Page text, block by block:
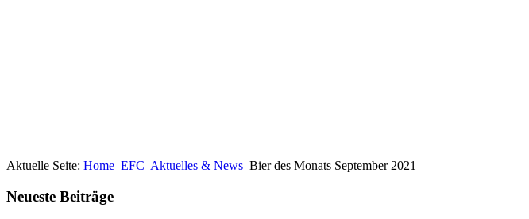
Aktuelle Seite: Home EFC Aktuelles & News Bier des Monats September 2021
Neueste Beiträge